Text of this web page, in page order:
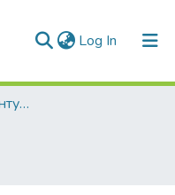
Log In (current)
Факультет менеджменту та маркетингу (ФММ)